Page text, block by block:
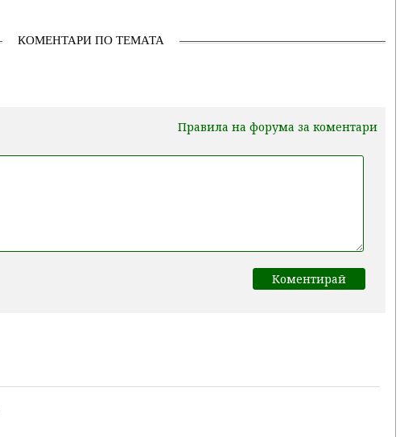
КОМЕНТАРИ ПО ТЕМАТА
Правила на форума за коментари